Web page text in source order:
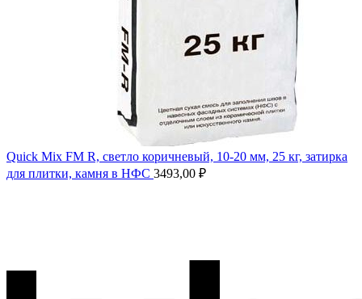
Quick Mix FM R, светло коричневый, 10-20 мм, 25 кг, затирка
для плитки, камня в НФС 3493,00 ₽